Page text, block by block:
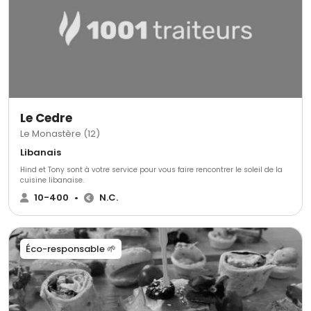
Le Cedre
Le Monastère (12)
Libanais
Hind et Tony sont à votre service pour vous faire rencontrer le soleil de la
cuisine libanaise.
10-400 • N.C.
Éco-responsable 🌱